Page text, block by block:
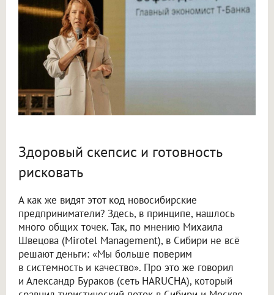
Здоровый скепсис и готовность
рисковать
А как же видят этот код новосибирские
предприниматели? Здесь, в принципе, нашлось
много общих точек. Так, по мнению Михаила
Швецова (Mirotel Management), в Сибири не всё
решают деньги: «Мы больше поверим
в системность и качество». Про это же говорил
и Александр Бураков (сеть HARUCHA), который